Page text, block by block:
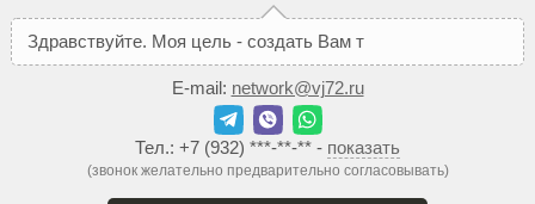
Здравствуйте. Моя цель - создать Вам та
E-mail: network@vj72.ru
Тел.: +7 (932) ***-**-** - показать
(звонок желательно предварительно согласовывать)